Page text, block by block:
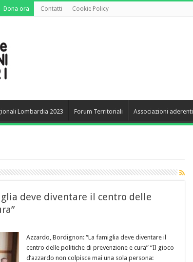
Dona ora Contatti Cookie Policy
Lombardia 2023 Forum Territoriali Associazioni aderenti
deve diventare il centro delle
Azzardo, Bordignon: “La famiglia deve diventare il
centro delle politiche di prevenzione e cura” “Il gioco
d’azzardo non colpisce mai una sola persona: